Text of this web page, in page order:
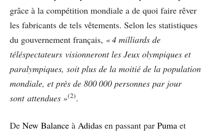
grâce à la compétition mondiale a de quoi faire rêver
les fabricants de tels vêtements. Selon les statistiques
du gouvernement français, « 4 milliards de
téléspectateurs visionneront les Jeux olympiques et
paralympiques, soit plus de la moitié de la population
mondiale, et près de 800 000 personnes par jour
sont attendues »(2).
De New Balance à Adidas en passant par Puma et